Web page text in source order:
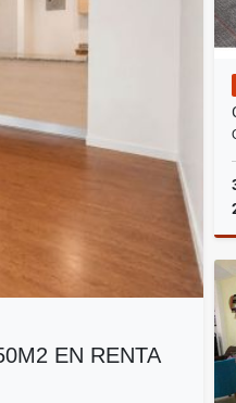
EN RENTA